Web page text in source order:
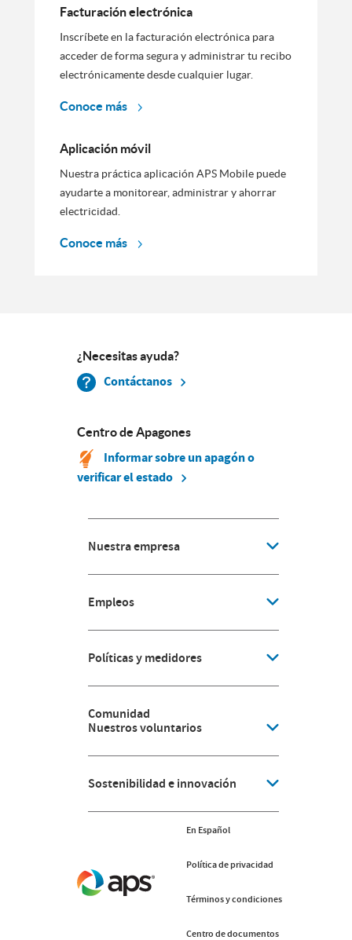
Facturación electrónica
Inscríbete en la facturación electrónica para
acceder de forma segura y administrar tu recibo
electrónicamente desde cualquier lugar.
Conoce más
Aplicación móvil
Nuestra práctica aplicación APS Mobile puede
ayudarte a monitorear, administrar y ahorrar
electricidad.
Conoce más
¿Necesitas ayuda?
Contáctanos
Centro de Apagones
Informar sobre un apagón o
verificar el estado
Nuestra empresa
Empleos
Políticas y medidores
Comunidad
Nuestros voluntarios
Sostenibilidad e innovación
En Español
Política de privacidad
Términos y condiciones
Centro de documentos